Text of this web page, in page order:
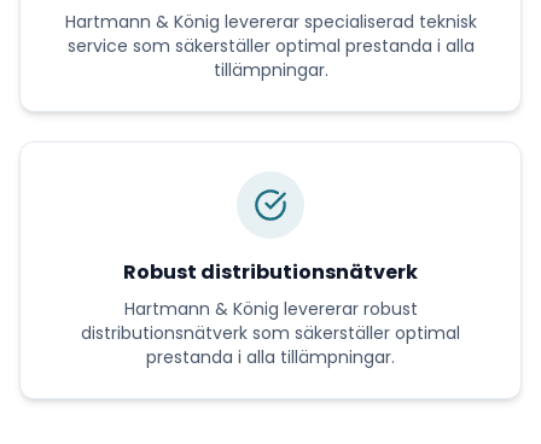
Hartmann & König levererar specialiserad teknisk
service som säkerställer optimal prestanda i alla
tillämpningar.
Robust distributionsnätverk
Hartmann & König levererar robust
distributionsnätverk som säkerställer optimal
prestanda i alla tillämpningar.